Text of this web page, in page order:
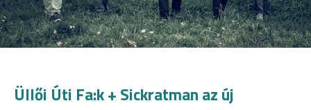
Üllői Úti Fa:k + Sickratman az új